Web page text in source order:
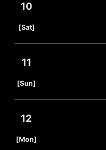
10
[Sat]
11
[Sun]
12
[Mon]